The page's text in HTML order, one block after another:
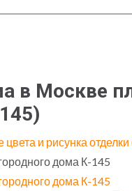
в Москве
)
и рисунка